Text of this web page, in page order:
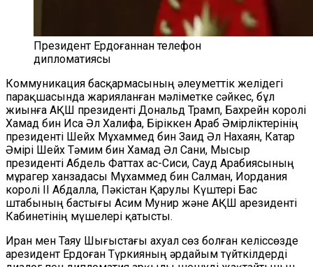
Президент Ердоғаннан телефон
дипломатиясы
Коммуникация басқармасының әлеуметтік желідегі
парақшасында жарияланған мәліметке сәйкес, бұл
жиынға АҚШ президенті Дональд Трамп, Бахрейн королі
Хамад бин Иса Әл Халифа, Біріккен Араб Әмірліктерінің
президенті Шейх Мұхаммед бин Заид Әл Нахаян, Катар
Әмірі Шейх Тәмим бин Хамад Әл Сани, Мысыр
президенті Абдель Фаттах ас-Сиси, Сауд Арабиясының
мұрагер ханзадасы Мұхаммед бин Салман, Иордания
королі ІІ Абдалла, Пәкістан Қарулы Күштері Бас
штабының бастығы Асим Мунир және АҚШ арезиденті
Кабинетінің мүшелері қатысты.
Иран мен Таяу Шығыстағы ахуал сөз болған келіссөзде
арезидент Ердоған Түркияның әрдайым түйткілдерді